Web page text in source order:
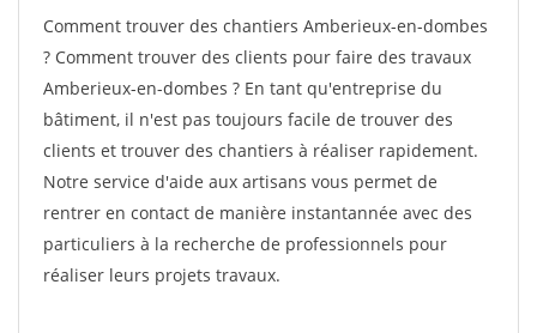
Comment trouver des chantiers Amberieux-en-dombes
? Comment trouver des clients pour faire des travaux
Amberieux-en-dombes ? En tant qu'entreprise du
bâtiment, il n'est pas toujours facile de trouver des
clients et trouver des chantiers à réaliser rapidement.
Notre service d'aide aux artisans vous permet de
rentrer en contact de manière instantannée avec des
particuliers à la recherche de professionnels pour
réaliser leurs projets travaux.